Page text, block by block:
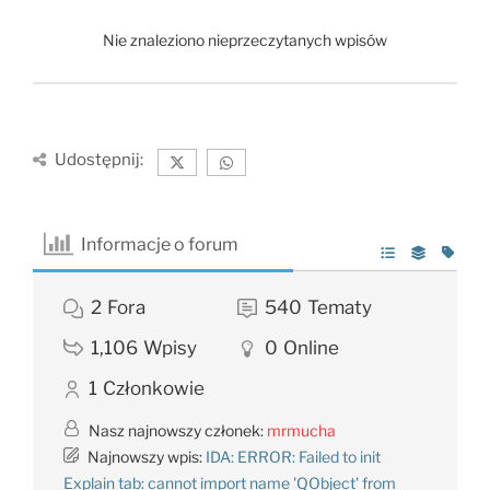
Nie znaleziono nieprzeczytanych wpisów
Udostępnij:
Informacje o forum
2 Fora 540 Tematy
1,106 Wpisy 0 Online
1 Członkowie
Nasz najnowszy członek: mrmucha
Najnowszy wpis: IDA: ERROR: Failed to init
Explain tab: cannot import name 'QObject' from